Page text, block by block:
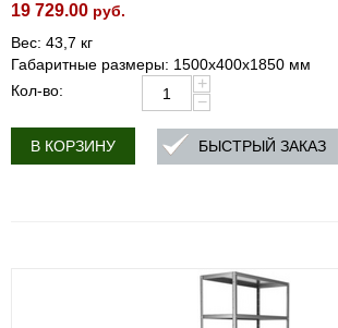
19 729.00 руб.
Вес: 43,7 кг
Габаритные размеры: 1500х400х1850 мм
Кол-во:
+
−
В КОРЗИНУ БЫСТРЫЙ ЗАКАЗ